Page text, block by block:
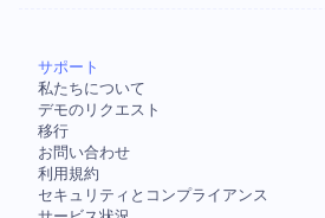
サポート
私たちについて
デモのリクエスト
移行
お問い合わせ
利用規約
セキュリティとコンプライアンス